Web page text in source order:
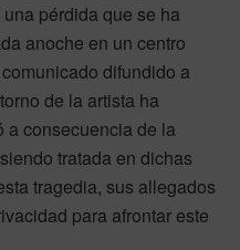
pérdida que se ha
anoche en un centro
difundido a
de la artista ha
a consecuencia de la
tratada en dichas
tragedia, sus allegados
para afrontar este